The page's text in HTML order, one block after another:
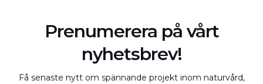
Prenumerera på vårt
nyhetsbrev!
Få senaste nytt om spännande projekt inom naturvård,